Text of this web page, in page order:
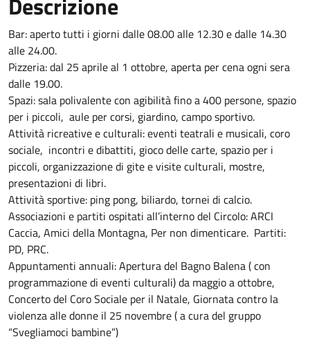
Bar: aperto tutti i giorni dalle 08.00 alle 12.30 e dalle 14.30
alle 24.00.
Pizzeria: dal 25 aprile al 1 ottobre, aperta per cena ogni sera
dalle 19.00.
Spazi: sala polivalente con agibilità fino a 400 persone, spazio
per i piccoli, aule per corsi, giardino, campo sportivo.
Attività ricreative e culturali: eventi teatrali e musicali, coro
sociale, incontri e dibattiti, gioco delle carte, spazio per i
piccoli, organizzazione di gite e visite culturali, mostre,
presentazioni di libri.
Attività sportive: ping pong, biliardo, tornei di calcio.
Associazioni e partiti ospitati all’interno del Circolo: ARCI
Caccia, Amici della Montagna, Per non dimenticare. Partiti:
PD, PRC.
Appuntamenti annuali: Apertura del Bagno Balena ( con
programmazione di eventi culturali) da maggio a ottobre,
Concerto del Coro Sociale per il Natale, Giornata contro la
violenza alle donne il 25 novembre ( a cura del gruppo
“Svegliamoci bambine”)